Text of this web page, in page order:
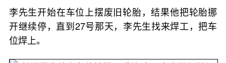
李先生开始在车位上摆废旧轮胎，结果他把轮胎挪
开继续停，直到27号那天，李先生找来焊工，把车
位焊上。